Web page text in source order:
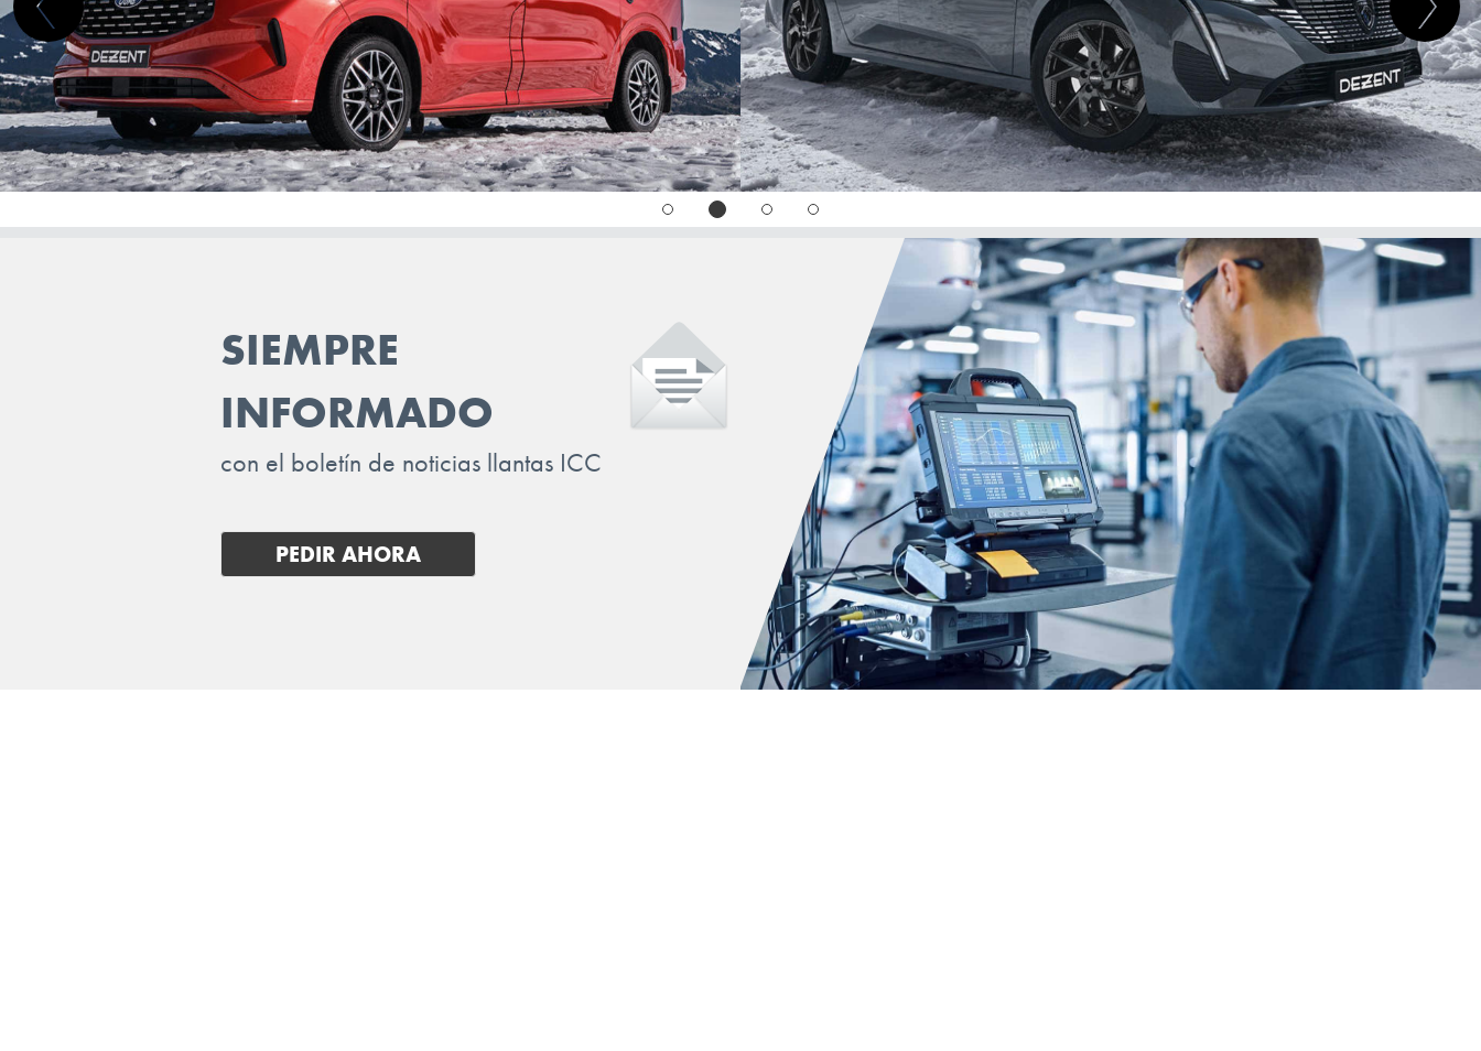
SMART
STREETSCOOTER
SUBARU
SUZUKI
TESLA
TRAILER
VOLKSWAGEN
VOLVO
XPENG
TOWNSTAR
X-TRAIL
SIEMPRE
INFORMADO
con el boletín de noticias llantas ICC
PEDIR AHORA